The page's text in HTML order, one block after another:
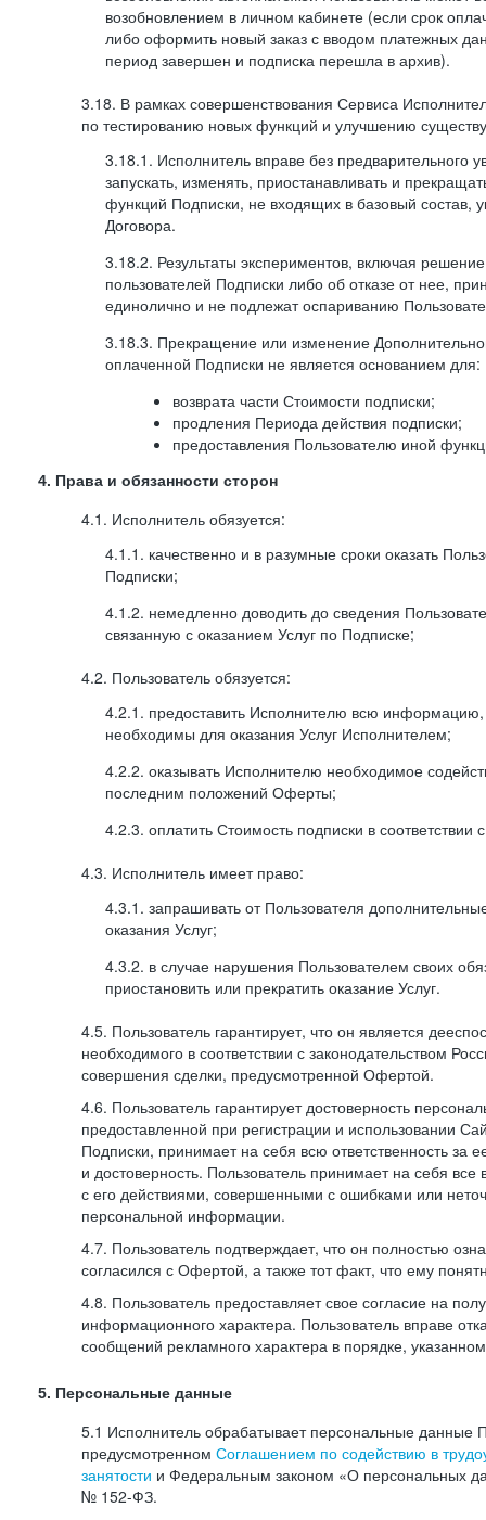
возобновлением в личном кабинете (если срок
либо оформить новый заказ с вводом платежных
период завершен и подписка перешла в архив).
3.18. В рамках совершенствования Сервиса
по тестированию новых функций и улучшению
3.18.1. Исполнитель вправе без предварительного
запускать, изменять, приостанавливать и
функций Подписки, не входящих в базовый состав,
Договора.
3.18.2. Результаты экспериментов, включая
пользователей Подписки либо об отказе от нее,
единолично и не подлежат оспариванию
3.18.3. Прекращение или изменение
оплаченной Подписки не является основанием для:
возврата части Стоимости подписки;
продления Периода действия подписки;
предоставления Пользователю иной
4. Права и обязанности сторон
4.1. Исполнитель обязуется:
4.1.1. качественно и в разумные сроки оказать
Подписки;
4.1.2. немедленно доводить до сведения
связанную с оказанием Услуг по Подписке;
4.2. Пользователь обязуется:
4.2.1. предоставить Исполнителю всю
необходимы для оказания Услуг Исполнителем;
4.2.2. оказывать Исполнителю необходимое
последним положений Оферты;
4.2.3. оплатить Стоимость подписки в
4.3. Исполнитель имеет право:
4.3.1. запрашивать от Пользователя
оказания Услуг;
4.3.2. в случае нарушения Пользователем своих
приостановить или прекратить оказание Услуг.
4.5. Пользователь гарантирует, что он является
необходимого в соответствии с законодательством
совершения сделки, предусмотренной Офертой.
4.6. Пользователь гарантирует достоверность
предоставленной при регистрации и использовании
Подписки, принимает на себя всю ответственность за
и достоверность. Пользователь принимает на себя
с его действиями, совершенными с ошибками или
персональной информации.
4.7. Пользователь подтверждает, что он полностью
согласился с Офертой, а также тот факт, что ему
4.8. Пользователь предоставляет свое согласие на
информационного характера. Пользователь вправе
сообщений рекламного характера в порядке,
5. Персональные данные
5.1 Исполнитель обрабатывает персональные данные
предусмотренном Соглашением по содействию в
занятости и Федеральным законом «О персональных
№ 152-ФЗ.